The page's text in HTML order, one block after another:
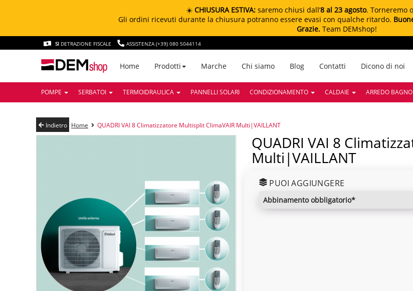
☀️ CHIUSURA ESTIVA: saremo chiusi dall’8 al 23 agosto. Torneremo
Gli ordini ricevuti durante la chiusura potranno essere evasi con qualche ritardo.
Grazie. Team DEMshop!
SI DETRAZIONE FISCALE ASSISTENZA (+39) 080 5044114
Home Prodotti Marche Chi siamo Blog Contatti Dicono di noi
POMPE SERBATOI TERMOIDRAULICA PANNELLI SOLARI CONDIZIONAMENTO CALDAIE ARREDO BAGNO
Indietro Home QUADRI VAI 8 Climatizzatore Multisplit ClimaVAIR Multi|VAILLANT
QUADRI VAI 8 Climatizzatore Multisplit ClimaVAIR
Multi|VAILLANT
PUOI AGGIUNGERE
abbinamento obbligatorio*